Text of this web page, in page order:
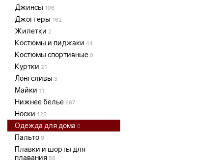
Джинсы 106
Джоггеры 162
Жилетки 2
Костюмы и пиджаки 44
Костюмы спортивные 0
Куртки 21
Лонгсливы 3
Майки 11
Нижнее белье 687
Носки 125
Одежда для дома 0
Пальто 9
Плавки и шорты для
плавания 56